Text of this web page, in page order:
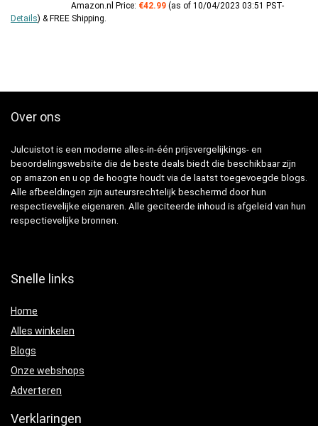
Amazon.nl Price: €42.99 (as of 10/04/2023 03:51 PST-
Details) & FREE Shipping.
Over ons
Julcuistot is een moderne alles-in-één prijsvergelijkings- en
beoordelingswebsite die de beste deals biedt die beschikbaar zijn
op amazon en u op de hoogte houdt via de laatst toegevoegde blogs.
Alle afbeeldingen zijn auteursrechtelijk beschermd door hun
respectievelijke eigenaren. Alle geciteerde inhoud is afgeleid van hun
respectievelijke bronnen.
Snelle links
Home
Alles winkelen
Blogs
Onze webshops
Adverteren
Verklaringen